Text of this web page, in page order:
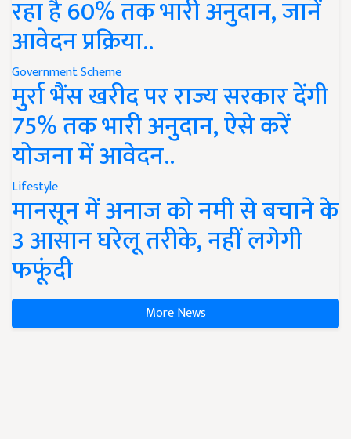
रहा है 60% तक भारी अनुदान, जानें
आवेदन प्रक्रिया..
Government Scheme
मुर्रा भैंस खरीद पर राज्य सरकार देंगी
75% तक भारी अनुदान, ऐसे करें
योजना में आवेदन..
Lifestyle
मानसून में अनाज को नमी से बचाने के
3 आसान घरेलू तरीके, नहीं लगेगी
फफूंदी
More News